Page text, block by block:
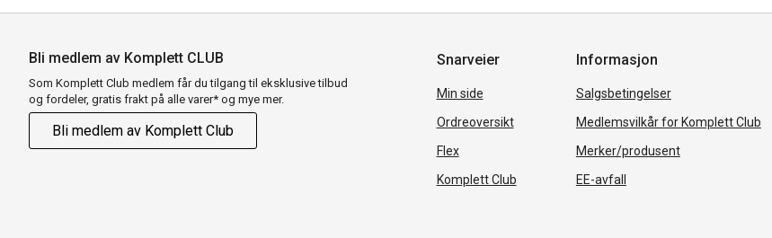
Bli medlem av Komplett CLUB
Som Komplett Club medlem får du tilgang til eksklusive tilbud
og fordeler, gratis frakt på alle varer* og mye mer.
Bli medlem av Komplett Club
Snarveier
Min side
Ordreoversikt
Flex
Komplett Club
Informasjon
Salgsbetingelser
Medlemsvilkår for Komplett Club
Merker/produsent
EE-avfall